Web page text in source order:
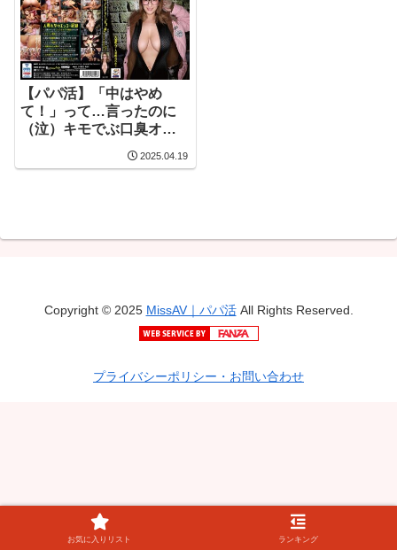
【パパ活】「中はやめ
て！」って…言ったのに
（泣）キモでぶ口臭オヤ
20歳の小娘に負けたくな
2025.04.19
Copyright © 2025 MissAV｜パパ活All Rights Reserved.
プライバシーポリシー・お問い合わせ
お気に入りリスト ランキング